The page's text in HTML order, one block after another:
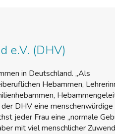
e.V. (DHV)
in Deutschland. „Als
Hebammen,
DHV eine menschenwürdige
jeder Frau eine „normale
mit viel menschlicher